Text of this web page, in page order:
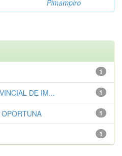
Pimampiro
1
1
DE IM...
1
1